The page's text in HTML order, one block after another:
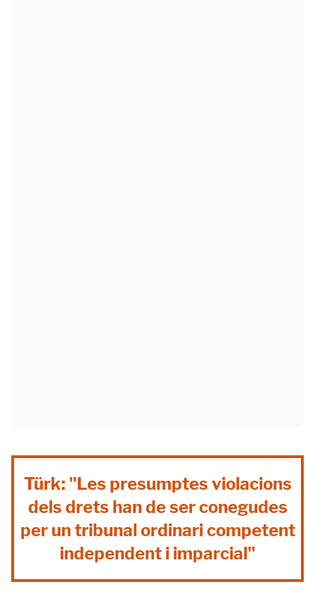
Türk: "Les presumptes violacions
dels drets han de ser conegudes
per un tribunal ordinari competent
independent i imparcial"